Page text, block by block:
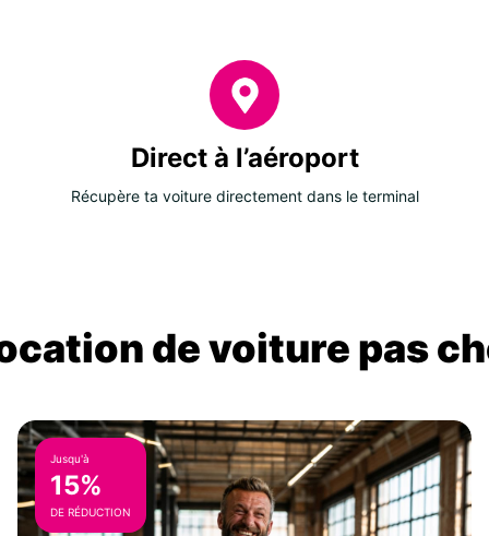
Direct à l’aéroport
Récupère ta voiture directement dans le terminal
de voiture pas
Jusqu'à
15%
DE RÉDUCTION